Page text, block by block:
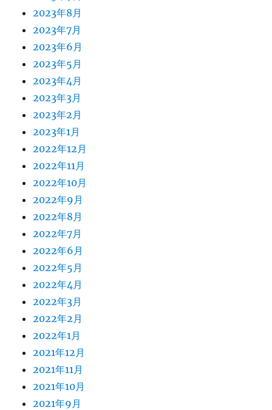
2023年8月
2023年7月
2023年6月
2023年5月
2023年4月
2023年3月
2023年2月
2023年1月
2022年12月
2022年11月
2022年10月
2022年9月
2022年8月
2022年7月
2022年6月
2022年5月
2022年4月
2022年3月
2022年2月
2022年1月
2021年12月
2021年11月
2021年10月
2021年9月